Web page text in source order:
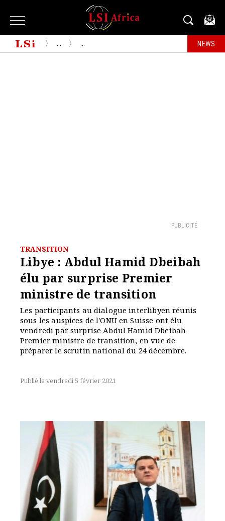
NEWS
PUBLICITÉ
TRANSITION
Libye : Abdul Hamid Dbeibah
élu par surprise Premier
ministre de transition
Les participants au dialogue interlibyen réunis
sous les auspices de l'ONU en Suisse ont élu
vendredi par surprise Abdul Hamid Dbeibah
Premier ministre de transition, en vue de
préparer le scrutin national du 24 décembre.
Publié le vendredi 5 février 2021